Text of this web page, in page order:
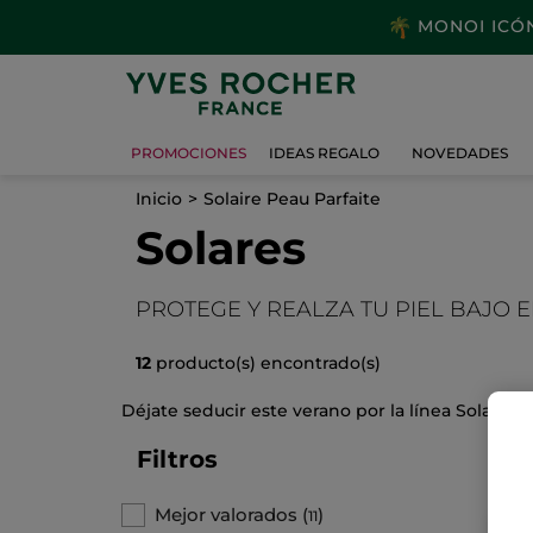
MONOI
PROMOCIONES IDEAS REGALO NOVEDADES
Inicio Solaire Peau Parfaite
Solares
PROTEGE Y REALZA TU PIEL BAJO
12 producto(s) encontrado(s)
Déjate seducir este verano por la línea Solaire
Filtros
Mejor valorados (11)